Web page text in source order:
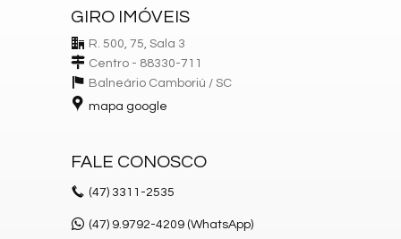
GIRO IMÓVEIS
R. 500, 75, Sala 3
Centro - 88330-711
Balneário Camboriú / SC
mapa google
FALE CONOSCO
(47) 3311-2535
(47) 9.9792-4209 (WhatsApp)